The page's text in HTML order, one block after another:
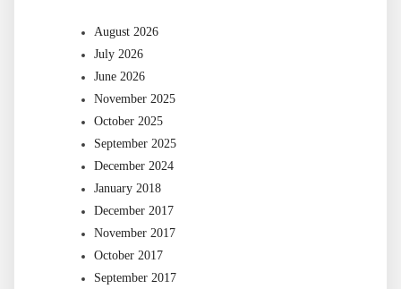
August 2026
July 2026
June 2026
November 2025
October 2025
September 2025
December 2024
January 2018
December 2017
November 2017
October 2017
September 2017